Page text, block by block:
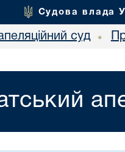
Судова влада
суд •